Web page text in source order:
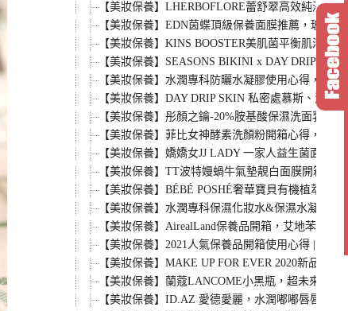
【美妝保養】LHERBOFLORE蕾舒翠高效純淨潔
【美妝保養】EDN茵蝶頂級保養面膜推薦，玻尿
【美妝保養】KINS BOOSTER美肌菌平衡肌活露
【美妝保養】SEASONS BIKINI x DAY DRIP
【美妝保養】水潤專科防曬水凝膠使用心得，高
【美妝保養】DAY DRIP SKIN 私密處慕斯、洗面
【美妝保養】彤顏之鑰-20%胺基酸保濕洗面乳&
【美妝保養】菲比女神酵素洗顏粉開箱心得，日
【美妝保養】嬌嬌女JJ LADY 一家人益生菌面膜
【美妝保養】TT波特嫚蝸牛氣墊靚白面膜開箱心
【美妝保養】BÉBÉ POSHÉ奢華寶貝有機植萃美
【美妝保養】水潤專科保濕化妝水&保濕水凝露開
【美妝保養】AirealLand保養品開箱，艾地苯肌曜
【美妝保養】2021人氣保養品開箱使用心得 | 寵
【美妝保養】MAKE UP FOR EVER 2020新品上
【美妝保養】蘭蔻LANCOME小黑瓶，超未來肌
【美妝保養】ID.AZ 愛德愛麗，水潤嘟嘟唇唇蜜